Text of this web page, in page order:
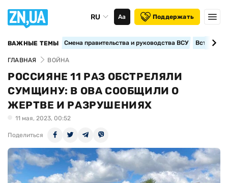
RU Аа Поддержать
ВАЖНЫЕ ТЕМЫ Смена правительства и руководства ВСУ
ГЛАВНАЯ ВОЙНА
РОССИЯНЕ 11 РАЗ ОБСТРЕЛЯЛИ
СУМЩИНУ: В ОВА СООБЩИЛИ О
ЖЕРТВЕ И РАЗРУШЕНИЯХ
11 мая, 2023, 00:52
Поделиться